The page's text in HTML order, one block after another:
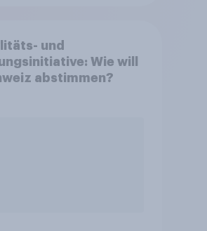
und
Wie will
abstimmen?